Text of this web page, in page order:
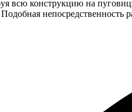
всю конструкцию на
непосредственность